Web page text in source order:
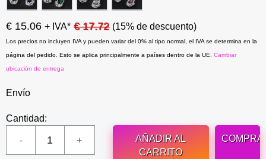
€ 15.06 + IVA* € 17.72 (15% de descuento)
Los precios no incluyen IVA y pueden variar del 0% al tipo normal, el IVA se determina en la
página del pedido. Esto se aplica principalmente a países dentro de la UE. Cambiar
ubicación de entrega
Envío
Cantidad:
AÑADIR AL
CARRITO